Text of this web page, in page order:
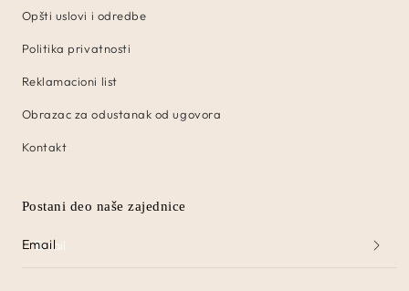
Opšti uslovi i odredbe
Politika privatnosti
Reklamacioni list
Obrazac za odustanak od ugovora
Kontakt
Postani deo naše zajednice
Email